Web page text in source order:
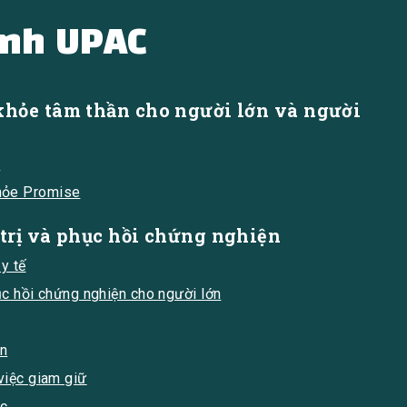
UPAC
tâm thần cho người lớn và người
Promise
và phục hồi chứng nghiện
tế
hồi chứng nghiện cho người lớn
giam giữ